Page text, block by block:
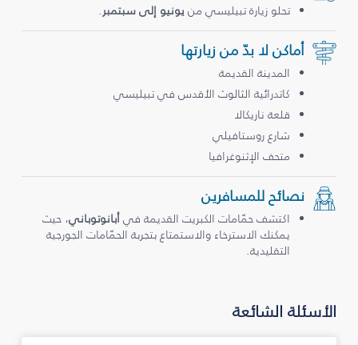
تحلو زيارة تبيليسي من يونيو إلى سبتمبر.
أماكن لا بدّ من زيارتها
المدينة القديمة
كاتدرائية الثالوث الأقدس في تبيليسي
قلعة ناريكالا
شارع روستافيلي
متحف الإثنوغرافيا
نصائح للمسافرين
اكتشف حمّامات الكبريت القديمة فيأبانوتوباني، حيث
يمكنك الاسترخاء والاستمتاع بتجربة الحمّامات الجورجية
التقليدية.
الأسئلة الشائعة